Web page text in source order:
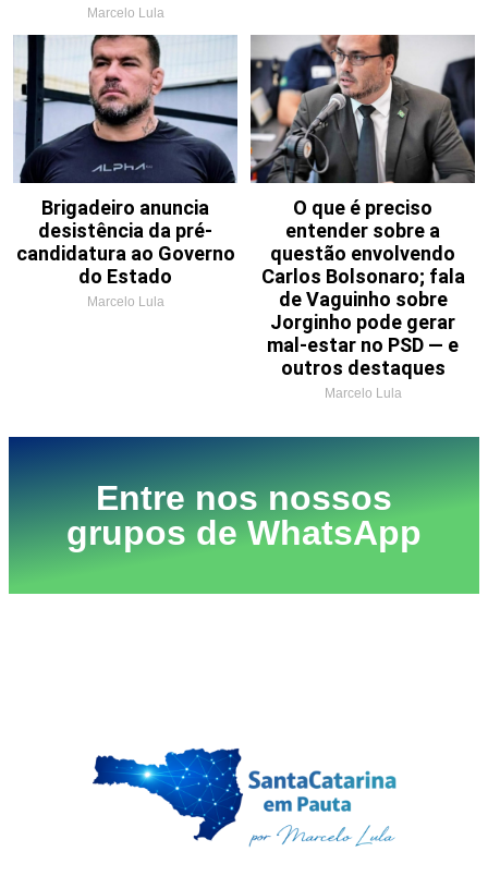
Marcelo Lula
Brigadeiro anuncia
desistência da pré-
candidatura ao Governo
do Estado
Marcelo Lula
O que é preciso
entender sobre a
questão envolvendo
Carlos Bolsonaro; fala
de Vaguinho sobre
Jorginho pode gerar
mal-estar no PSD — e
outros destaques
Marcelo Lula
Entre nos nossos
grupos de WhatsApp